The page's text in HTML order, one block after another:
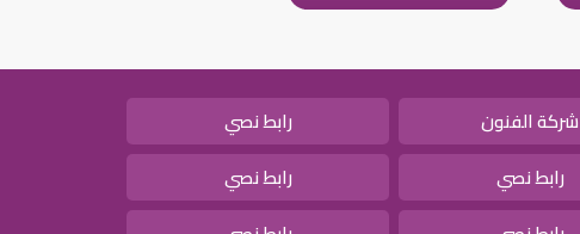
شركة الفنون
رابط نصي
رابط نصي
رابط نصي